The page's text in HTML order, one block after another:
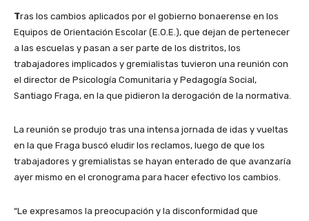
Tras los cambios aplicados por el gobierno bonaerense en los
Equipos de Orientación Escolar (E.O.E.), que dejan de pertenecer
a las escuelas y pasan a ser parte de los distritos, los
trabajadores implicados y gremialistas tuvieron una reunión con
el director de Psicología Comunitaria y Pedagogía Social,
Santiago Fraga, en la que pidieron la derogación de la normativa.
La reunión se produjo tras una intensa jornada de idas y vueltas
en la que Fraga buscó eludir los reclamos, luego de que los
trabajadores y gremialistas se hayan enterado de que avanzaría
ayer mismo en el cronograma para hacer efectivo los cambios.
“Le expresamos la preocupación y la disconformidad que